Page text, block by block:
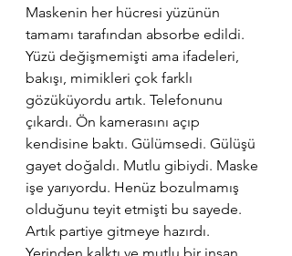
Maskenin her hücresi yüzünün
tamamı tarafından absorbe edildi.
Yüzü değişmemişti ama ifadeleri,
bakışı, mimikleri çok farklı
gözüküyordu artık. Telefonunu
çıkardı. Ön kamerasını açıp
kendisine baktı. Gülümsedi. Gülüşü
gayet doğaldı. Mutlu gibiydi. Maske
işe yarıyordu. Henüz bozulmamış
olduğunu teyit etmişti bu sayede.
Artık partiye gitmeye hazırdı.